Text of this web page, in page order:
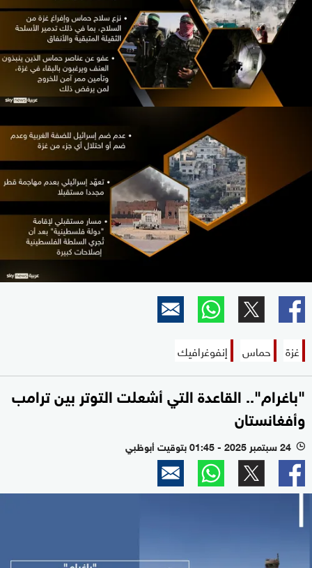
غزة حماس إنفوغرافيك
"باغرام".. القاعدة التي أشعلت التوتر بين ترامب
وأفغانستان
l 24 سبتمبر 2025 - 01:45 بتوقيت أبوظبي